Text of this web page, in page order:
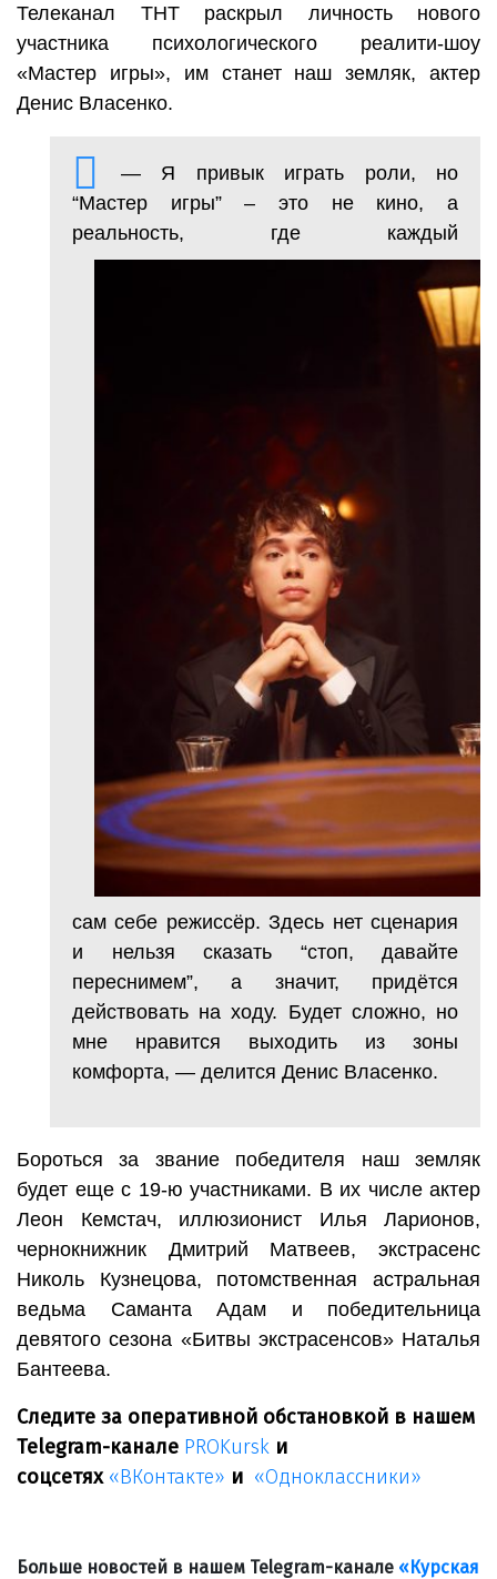
Телеканал ТНТ раскрыл личность нового
участника психологического реалити-шоу
«Мастер игры», им станет наш земляк, актер
Денис Власенко.
— Я привык играть роли, но
“Мастер игры” – это не кино, а
реальность, где каждый
сам себе режиссёр. Здесь нет сценария
и нельзя сказать “стоп, давайте
переснимем”, а значит, придётся
действовать на ходу. Будет сложно, но
мне нравится выходить из зоны
комфорта, — делится Денис Власенко.
Бороться за звание победителя наш земляк
будет еще с 19-ю участниками. В их числе актер
Леон Кемстач, иллюзионист Илья Ларионов,
чернокнижник Дмитрий Матвеев, экстрасенс
Николь Кузнецова, потомственная астральная
ведьма Саманта Адам и победительница
девятого сезона «Битвы экстрасенсов» Наталья
Бантеева.
Следите за оперативной обстановкой в нашем
Telegram-канале PROKursk и
соцсетях «ВКонтакте» и «Одноклассники»
Больше новостей в нашем Telegram-канале «Курская